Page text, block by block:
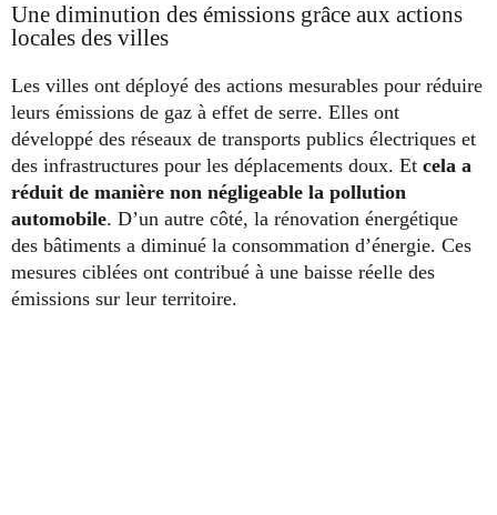
Une diminution des émissions grâce aux actions
locales des villes
Les villes ont déployé des actions mesurables pour réduire
leurs émissions de gaz à effet de serre. Elles ont
développé des réseaux de transports publics électriques et
des infrastructures pour les déplacements doux. Et cela a
réduit de manière non négligeable la pollution
automobile. D’un autre côté, la rénovation énergétique
des bâtiments a diminué la consommation d’énergie. Ces
mesures ciblées ont contribué à une baisse réelle des
émissions sur leur territoire.